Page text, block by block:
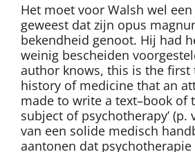
Het moet voor Walsh wel
geweest dat zijn opus
bekendheid genoot. Hij had
weinig bescheiden
author knows, this is the first
history of medicine that an
made to write a text–book of
subject of psychotherapy’ (p.
van een solide medisch
aantonen dat